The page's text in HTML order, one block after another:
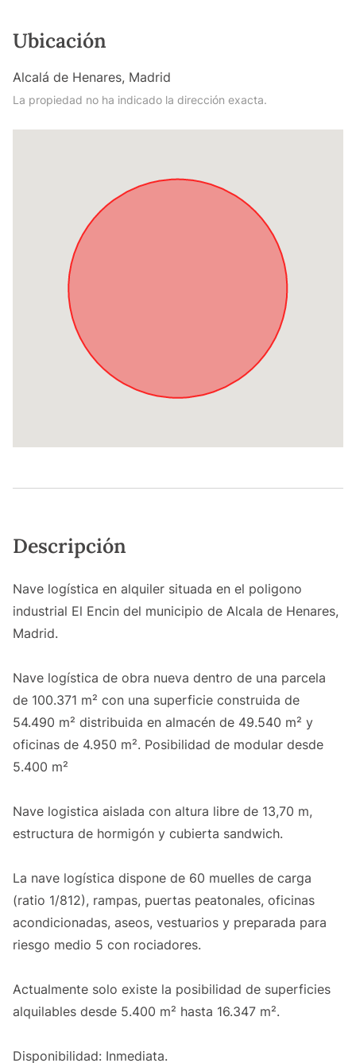
Ubicación
Alcalá de Henares, Madrid
La propiedad no ha indicado la dirección exacta.
Descripción
Nave logística en alquiler situada en el poligono
industrial El Encin del municipio de Alcala de Henares,
Madrid.
Nave logística de obra nueva dentro de una parcela
de 100.371 m² con una superficie construida de
54.490 m² distribuida en almacén de 49.540 m² y
oficinas de 4.950 m². Posibilidad de modular desde
5.400 m²
Nave logistica aislada con altura libre de 13,70 m,
estructura de hormigón y cubierta sandwich.
La nave logística dispone de 60 muelles de carga
(ratio 1/812), rampas, puertas peatonales, oficinas
acondicionadas, aseos, vestuarios y preparada para
riesgo medio 5 con rociadores.
Actualmente solo existe la posibilidad de superficies
alquilables desde 5.400 m² hasta 16.347 m².
Disponibilidad: Inmediata.